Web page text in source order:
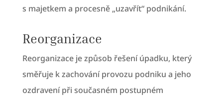
s majetkem a procesně „uzavřít“ podnikání.
Reorganizace
Reorganizace je způsob řešení úpadku, který
směřuje k zachování provozu podniku a jeho
ozdravení při současném postupném